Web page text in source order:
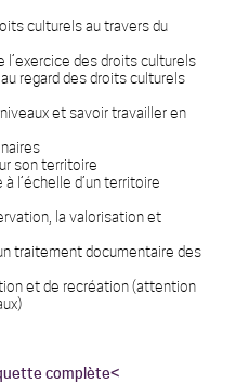
culturels au travers du
l’exercice des droits culturels
regard des droits culturels
et savoir travailler en
son territoire
l’échelle d’un territoire
la valorisation et
traitement documentaire des
et de recréation (attention
complète<